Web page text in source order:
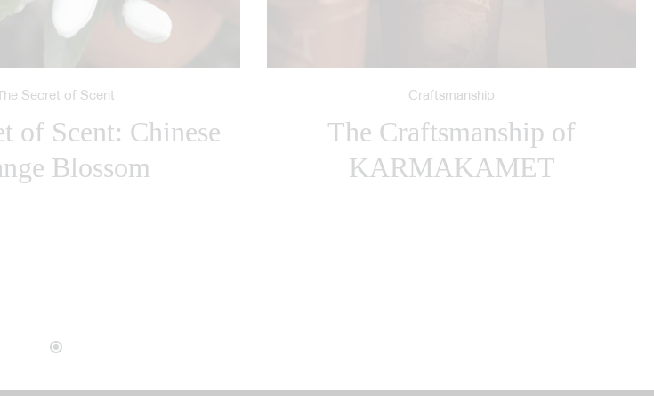
Craftsmanship
of
Le Marche Aux Fruits Padang Bazaar Series
Scents can awaken our
warmest memories,